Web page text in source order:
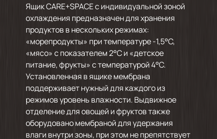
Ящик CARE+SPACE с индивидуальной зоной
охлаждения предназначен для хранения
продуктов в нескольких режимах:
«морепродукты» при температуре -1,5°С,
«мясо» с показателем 2°С и «детское
питание, фрукты» с температурой 4°С.
Установленная в ящике мембрана
поддерживает нужный для каждого из
режимов уровень влажности. Выдвижное
отделение для овощей и фруктов также
оборудовано мембраной для удержания
влаги внутри зоны, при этом не препятствует